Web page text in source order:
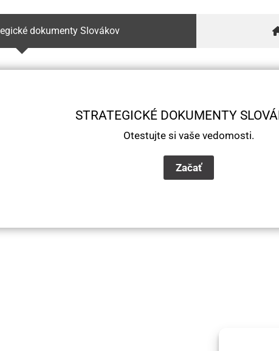
dokumenty Slovákov
STRATEGICKÉ DOKUMENTY
Otestujte si vaše vedomosti.